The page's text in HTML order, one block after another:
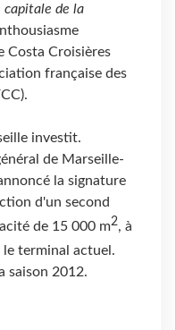
capitale de la
Costa Croisières
française des
investit.
de Marseille-
la signature
d'un second
de 15 000 m2, à
le terminal actuel.
saison 2012.